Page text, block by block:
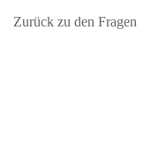
Zurück zu den Fragen